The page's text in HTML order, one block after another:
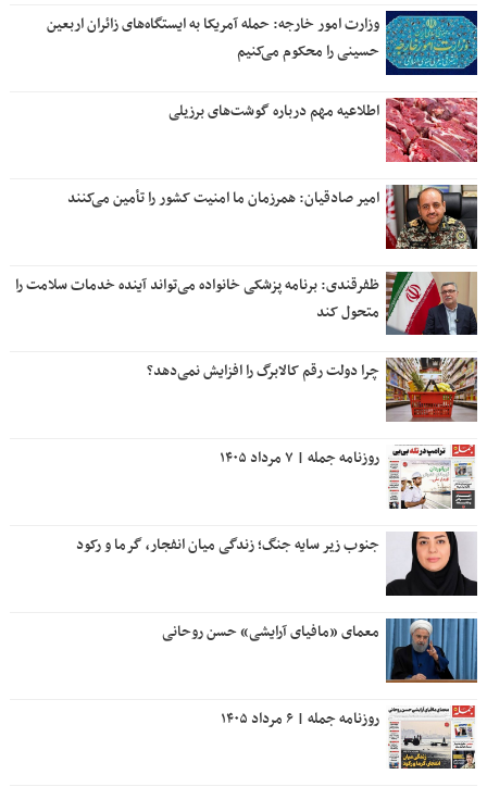
وزارت امور خارجه: حمله آمریکا به ایستگاه‌های زائران اربعین
حسینی را محکوم می‌کنیم
اطلاعیه مهم درباره گوشت‌های برزیلی
امیر صادقیان: همرزمان ما امنیت کشور را تأمین می‌کنند
ظفرقندی: برنامه پزشکی خانواده می‌تواند آینده خدمات سلامت را
متحول کند
چرا دولت رقم کالابرگ را افزایش نمی‌دهد؟
روزنامه جمله | ۷ مرداد ۱۴۰۵
جنوب زیر سایه جنگ؛ زندگی میان انفجار، گرما و رکود
معمای «مافیای آرایشی» حسن روحانی
روزنامه جمله | ۶ مرداد ۱۴۰۵